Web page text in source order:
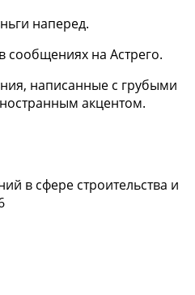
наперед.
на Астрего.
написанные с грубыми
акцентом.
в сфере строительства и